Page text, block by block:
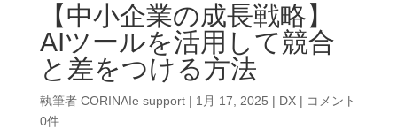
【中小企業の成長戦略】
AIツールを活用して競合
と差をつける方法
執筆者 CORINAIe support| 1月 17, 2025 | DX| コメント
0件